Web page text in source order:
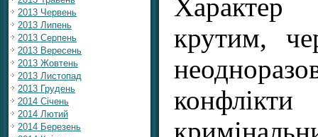
2013 Червень
2013 Липень
2013 Серпень
2013 Вересень
2013 Жовтень
2013 Листопад
2013 Грудень
2014 Січень
2014 Лютий
2014 Березень
крутим,